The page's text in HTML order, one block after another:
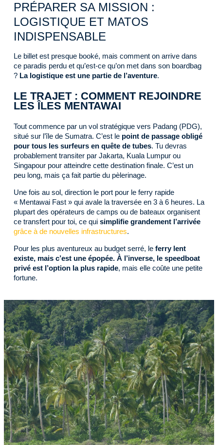
PRÉPARER SA MISSION :
LOGISTIQUE ET MATOS
INDISPENSABLE
Le billet est presque booké, mais comment on arrive dans
ce paradis perdu et qu’est-ce qu’on met dans son boardbag
? La logistique est une partie de l’aventure.
LE TRAJET : COMMENT REJOINDRE
LES ÎLES MENTAWAI
Tout commence par un vol stratégique vers Padang (PDG),
situé sur l’île de Sumatra. C’est le point de passage obligé
pour tous les surfeurs en quête de tubes. Tu devras
probablement transiter par Jakarta, Kuala Lumpur ou
Singapour pour atteindre cette destination finale. C’est un
peu long, mais ça fait partie du pèlerinage.
Une fois au sol, direction le port pour le ferry rapide
« Mentawai Fast » qui avale la traversée en 3 à 6 heures. La
plupart des opérateurs de camps ou de bateaux organisent
ce transfert pour toi, ce qui simplifie grandement l’arrivée
grâce à de nouvelles infrastructures.
Pour les plus aventureux au budget serré, le ferry lent
existe, mais c’est une épopée. À l’inverse, le speedboat
privé est l’option la plus rapide, mais elle coûte une petite
fortune.